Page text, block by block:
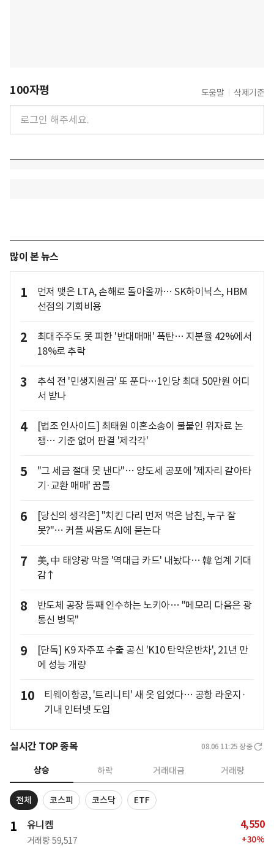
100자평 도움말 삭제기준
많이 본 뉴스
1
먼저 맺은 LTA, 손해로 돌아올까… SK하이닉스, HBM
선점의 기회비용
2
최대주주도 못 피한 '반대매매' 폭탄… 지분율 42%에서
18%로 추락
3
추석 전 '민생지원금' 또 푼다…1인당 최대 50만원 어디
서 받나
4
[법조 인사이드] 최태원 이혼소송이 불붙인 위자료 논
쟁… 기준 없어 판결 '제각각'
5
"그 세금 절대 못 낸다"… 양도세 공포에 '제자리 갈아타
기·교환 매매' 꿈틀
6
[당신의 생각은] "치킨 다리 먼저 먹은 남친, 누구 잘
못?"… 커플 싸움도 AI에 묻는다
7
美, 中 태양광 막을 '역대급 카드' 내놨다… 韓 업계 기대
감↑
8
반도체 공장 통째 인수하는 노키아… "메모리 다음은 광
통신 병목"
9
[단독] K9 자주포 수출 공신 'K10 탄약운반차', 21년 만
에 성능 개량
10
티웨이항공, '트리니티' 새 옷 입었다… 공항 라운지·
기내 인터넷 도입
실시간 TOP 종목 08.06 11:25 장중
상승 하락 거래대금 거래량
전체 코스피 코스닥 ETF
1 유니켐
거래량 59,517
4,550
+30%